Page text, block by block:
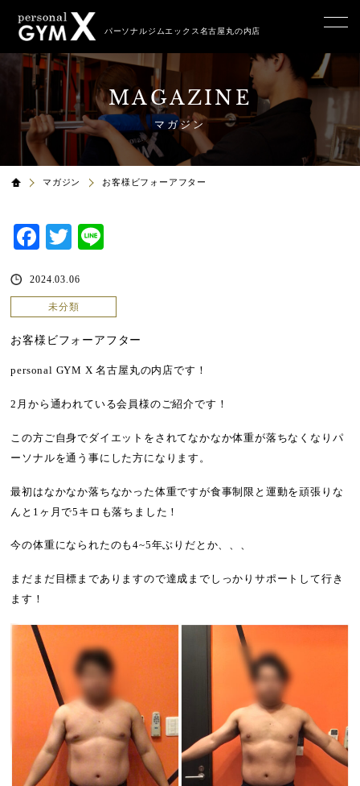
パーソナルジムエックス名古屋丸の内店
MAGAZINE
マガジン
マガジン お客様ビフォーアフター
Facebook
Twitter
2024.03.06
未分類
お客様ビフォーアフター
personal GYM X 名古屋丸の内店です！
2月から通われている会員様のご紹介です！
この方ご自身でダイエットをされてなかなか体重が落ちなくなりパ
ーソナルを通う事にした方になります。
最初はなかなか落ちなかった体重ですが食事制限と運動を頑張りな
んと1ヶ月で5キロも落ちました！
今の体重になられたのも4~5年ぶりだとか、、、
まだまだ目標までありますので達成までしっかりサポートして行き
ます！